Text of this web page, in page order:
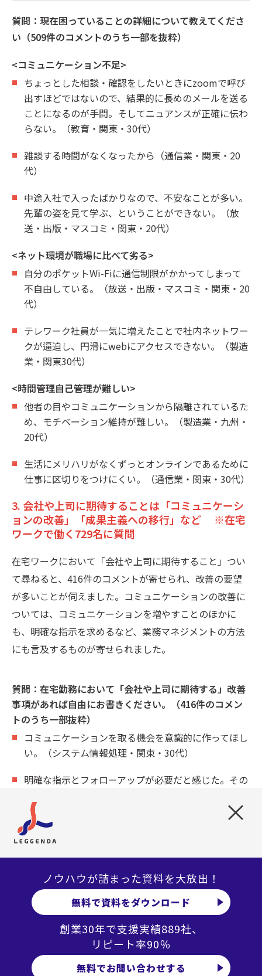
×
ノウハウが詰まった資料を大放出！
無料で資料をダウンロード
創業30年で支援実績889社、
リピート率90％
無料でお問い合わせする
質問：現在困っていることの詳細について教えてくださ
い（509件のコメントのうち一部を抜粋）
<コミュニケーション不足>
ちょっとした相談・確認をしたいときにzoomで呼び
出すほどではないので、結果的に長めのメールを送る
ことになるのが手間。そしてニュアンスが正確に伝わ
らない。（教育・関東・30代）
雑談する時間がなくなったから（通信業・関東・20
代）
中途入社で入ったばかりなので、不安なことが多い。
先輩の姿を見て学ぶ、ということができない。（放
送・出版・マスコミ・関東・20代）
<ネット環境が職場に比べて劣る>
自分のポケットWi-Fiに通信制限がかかってしまって
不自由している。（放送・出版・マスコミ・関東・20
代）
テレワーク社員が一気に増えたことで社内ネットワー
クが逼迫し、円滑にwebにアクセスできない。（製造
業・関東30代）
<時間管理自己管理が難しい>
他者の目やコミュニケーションから隔離されているた
め、モチベーション維持が難しい。（製造業・九州・
20代）
生活にメリハリがなくずっとオンラインであるために
仕事に区切りをつけにくい。（通信業・関東・30代）
3. 会社や上司に期待することは「コミュニケーシ
ョンの改善」「成果主義への移行」など ※在宅
ワークで働く729名に質問
在宅ワークにおいて「会社や上司に期待すること」つい
て尋ねると、416件のコメントが寄せられ、改善の要望
が多いことが伺えました。コミュニケーションの改善に
ついては、コミュニケーションを増やすことのほかに
も、明確な指示を求めるなど、業務マネジメントの方法
にも言及するものが寄せられました。
質問：在宅勤務において「会社や上司に期待する」改善
事項があれば自由にお書きください。（416件のコメン
トのうち一部抜粋）
コミュニケーションを取る機会を意識的に作ってほし
い。（システム情報処理・関東・30代）
明確な指示とフォローアップが必要だと感じた。その
できると思うが。（製造業・東北・30代）
コミュニケーションがなくてもある程度一人で業務を
捺印書類のために出社しなくてはいけない事態をどう
にかしてほしい。何事もペーパーレスでできるように
したい。（建設・不動産業・関東・30代）
在宅勤務中、光熱費が余分に掛かるため、手当を支給
して欲しい（サービス業・関東・30代）